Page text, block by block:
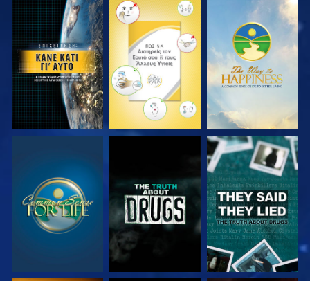
ΠΑΡΑΚΟΛΟΥΘΗΣΤΕ ΠΑΡΑΚΟΛΟΥΘΗΣΤΕ ΠΑΡΑΚΟΛΟΥΘΗΣΤΕ
ΠΑΡΑΚΟΛΟΥΘΗΣΤΕ ΠΑΡΑΚΟΛΟΥΘΗΣΤΕ ΠΑΡΑΚΟΛΟΥΘΗΣΤΕ